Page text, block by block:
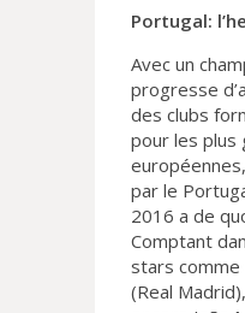
Portugal:
Avec un
progresse
des clubs
pour les plus
par le
2016 a de
Comptant
stars comme
(Real